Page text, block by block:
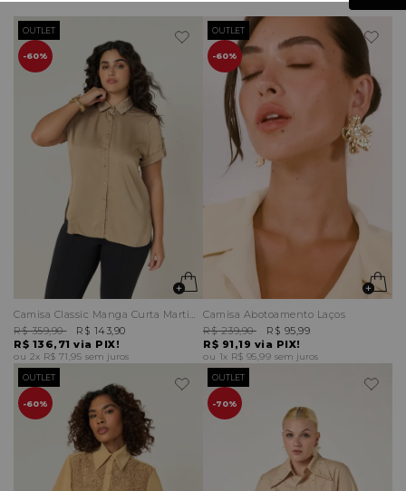
60%
OUTLET
Camisa Classic Manga Curta Martingale
R$ 136,71 via PIX!
R$ 359,90 R$ 143,90
2x R$ 71,95 sem juros
60%
OUTLET
Camisa Abotoamento Laços
R$ 91,19 via PIX!
R$ 239,90 R$ 95,99
1x R$ 95,99 sem juros
60%
OUTLET
70%
OUTLET